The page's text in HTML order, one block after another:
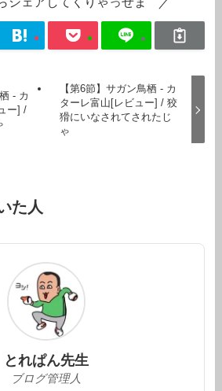
- カ
ー] /
【第6節】サガン鳥栖 - カ
ターレ富山[レビュー] / 狡
猾にいなされてされたじ
ゃ
た人
とれぱん先生
ブログ管理人